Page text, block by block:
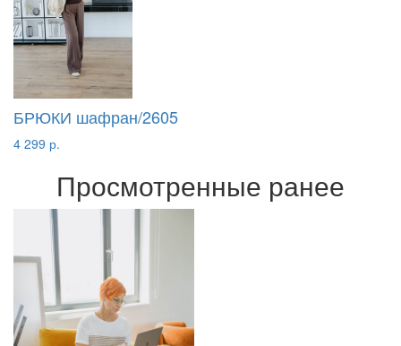
БРЮКИ шафран/2605
4 299 р.
Просмотренные ранее